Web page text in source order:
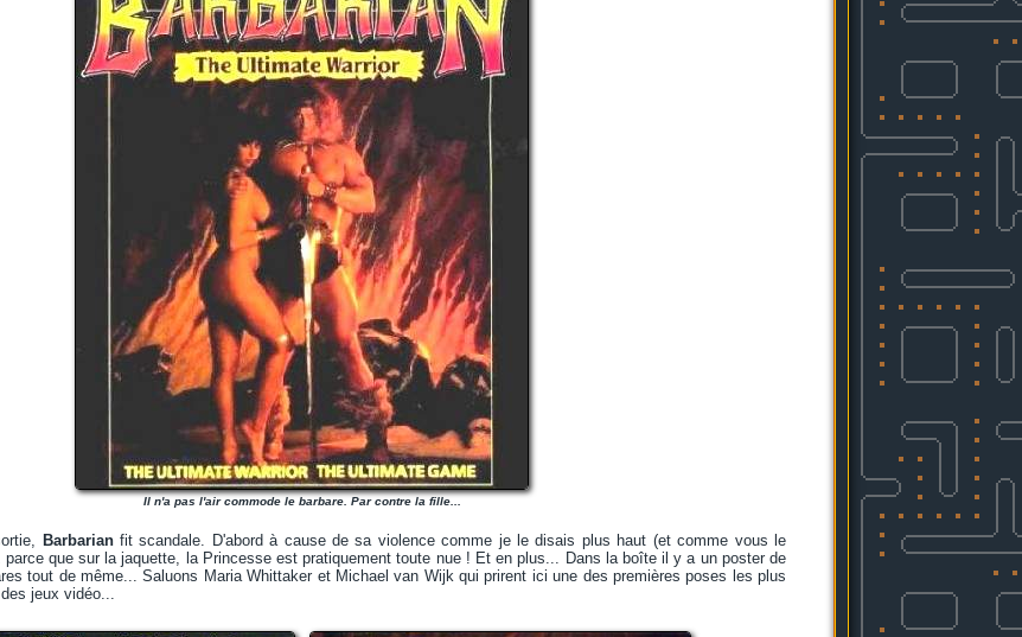
Il n'a pas l'air commode le barbare. Par contre la fille...
Barbarianfit scandale. D'abord à cause de sa violence comme je le disais plus haut (et comme vous le
que sur la jaquette, la Princesse est pratiquement toute nue ! Et en plus... Dans la boîte il y a un poster de
tout de même... Saluons Maria Whittaker et Michael van Wijk qui prirent ici une des premières poses les plus
jeux vidéo...